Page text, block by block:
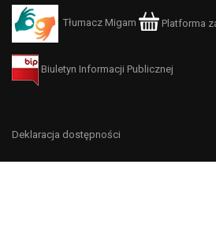
Tłumacz Migam Platforma
Biuletyn Informacji Publicznej
Deklaracja dostępności